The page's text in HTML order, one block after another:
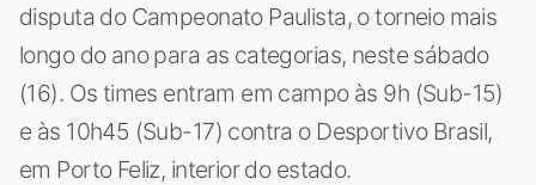
disputa do Campeonato Paulista, o torneio mais
longo do ano para as categorias, neste sábado
(16). Os times entram em campo às 9h (Sub-15)
e às 10h45 (Sub-17) contra o Desportivo Brasil,
em Porto Feliz, interior do estado.